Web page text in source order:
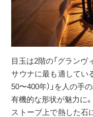
目玉は2階の「グランヴ
サウナに最も適してい
50〜400年）」を人の手
有機的な形状が魅力に。
ストーブ上で熱した石